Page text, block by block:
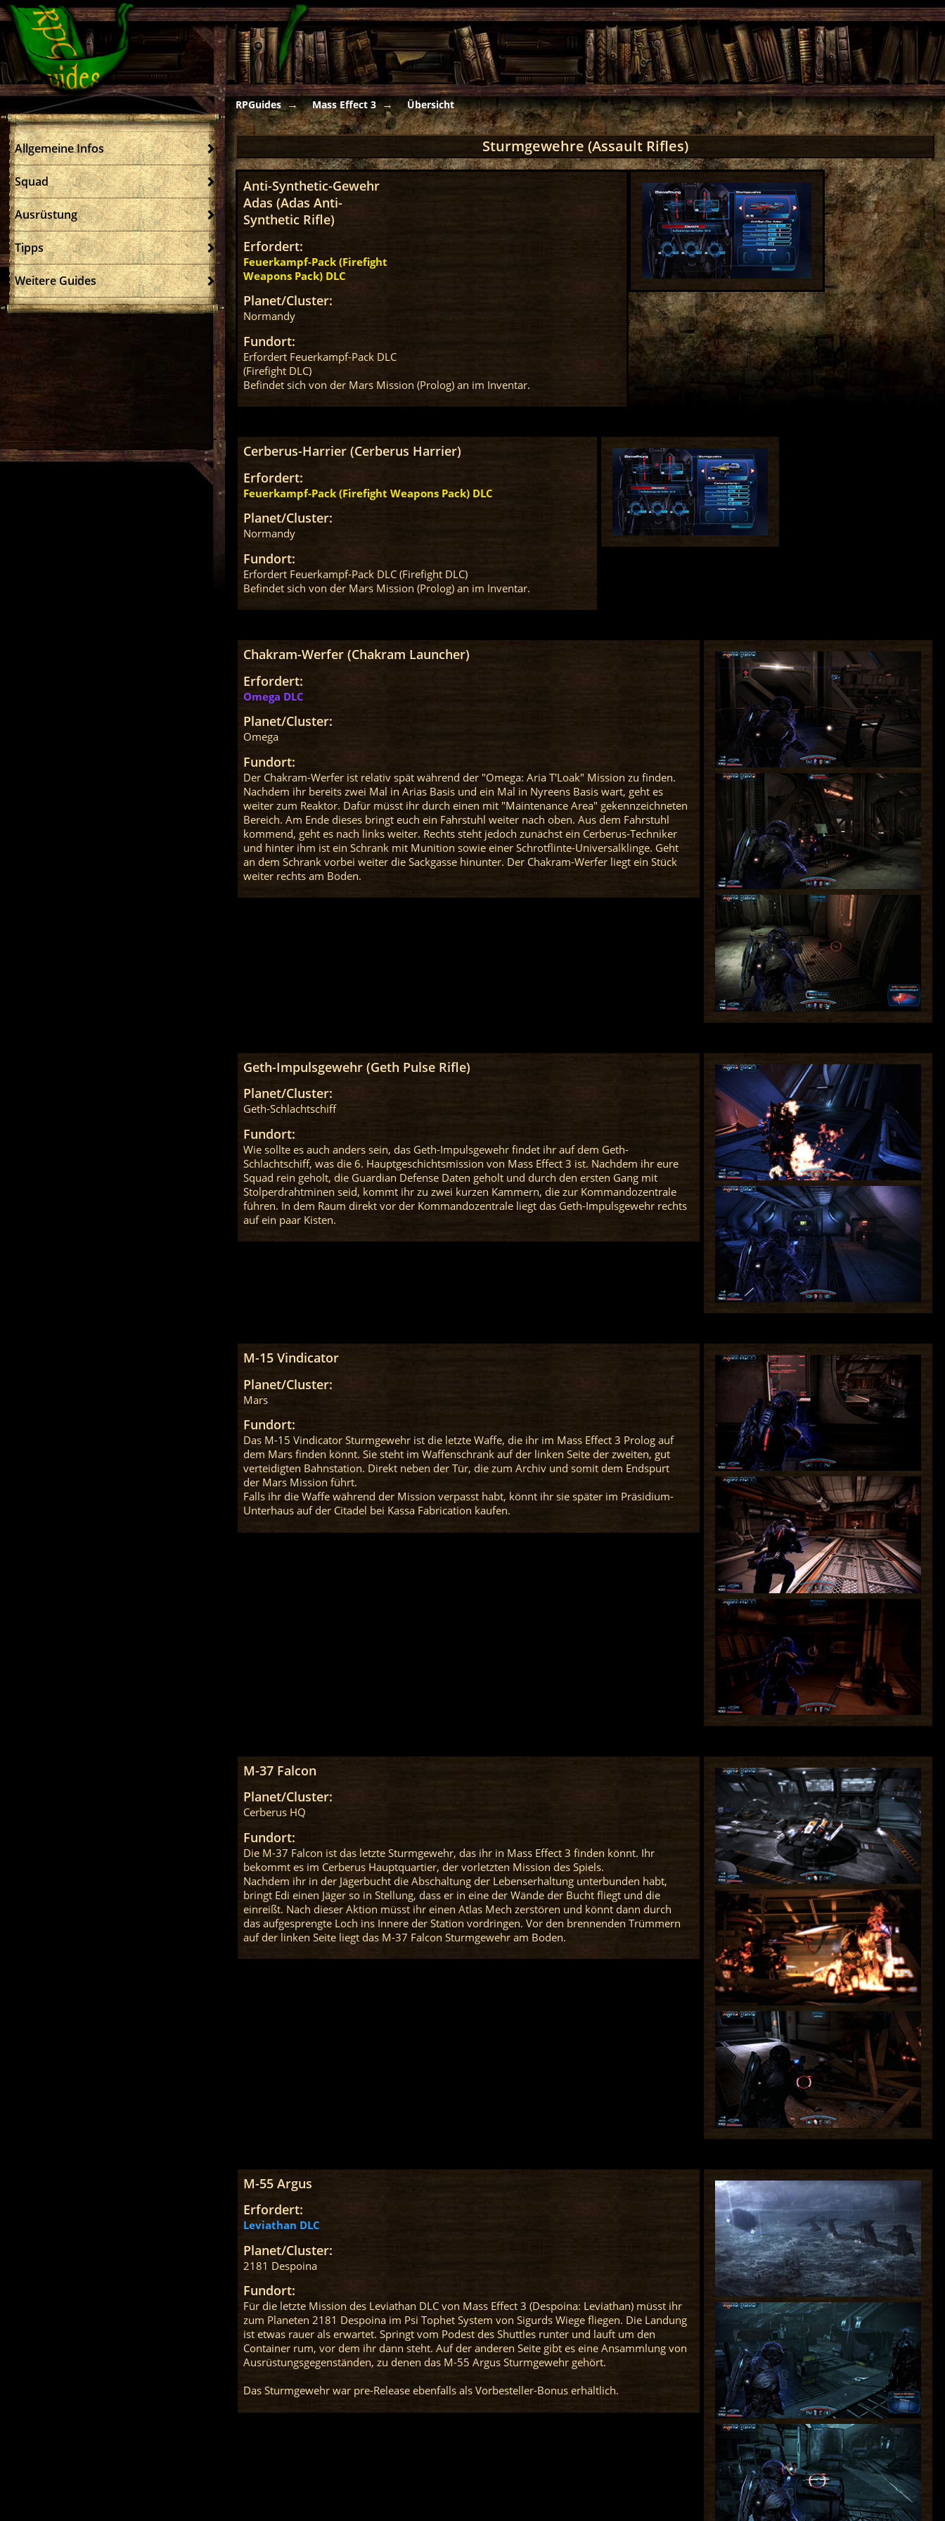
Allgemeine Infos
Squad
Ausrüstung
Tipps
Weitere Guides
RPGuides Mass Effect 3 Übersicht
Sturmgewehre (Assault Rifles)
Anti-Synthetic-Gewehr
Adas (Adas Anti-
Synthetic Rifle)
Erfordert:
Feuerkampf-Pack (Firefight
Weapons Pack) DLC
Planet/Cluster:
Normandy
Fundort:
Erfordert Feuerkampf-Pack DLC
(Firefight DLC)
Befindet sich von der Mars Mission (Prolog) an im Inventar.
Cerberus-Harrier (Cerberus Harrier)
Erfordert:
Feuerkampf-Pack (Firefight Weapons Pack) DLC
Planet/Cluster:
Normandy
Fundort:
Erfordert Feuerkampf-Pack DLC (Firefight DLC)
Befindet sich von der Mars Mission (Prolog) an im Inventar.
Chakram-Werfer (Chakram Launcher)
Erfordert:
Omega DLC
Planet/Cluster:
Omega
Fundort:
Der Chakram-Werfer ist relativ spät während der "Omega: Aria T'Loak" Mission zu finden.
Nachdem ihr bereits zwei Mal in Arias Basis und ein Mal in Nyreens Basis wart, geht es
weiter zum Reaktor. Dafür müsst ihr durch einen mit "Maintenance Area" gekennzeichneten
Bereich. Am Ende dieses bringt euch ein Fahrstuhl weiter nach oben. Aus dem Fahrstuhl
kommend, geht es nach links weiter. Rechts steht jedoch zunächst ein Cerberus-Techniker
und hinter ihm ist ein Schrank mit Munition sowie einer Schrotflinte-Universalklinge. Geht
an dem Schrank vorbei weiter die Sackgasse hinunter. Der Chakram-Werfer liegt ein Stück
weiter rechts am Boden.
Geth-Impulsgewehr (Geth Pulse Rifle)
Planet/Cluster:
Geth-Schlachtschiff
Fundort:
Wie sollte es auch anders sein, das Geth-Impulsgewehr findet ihr auf dem Geth-
Schlachtschiff, was die 6. Hauptgeschichtsmission von Mass Effect 3 ist. Nachdem ihr eure
Squad rein geholt, die Guardian Defense Daten geholt und durch den ersten Gang mit
Stolperdrahtminen seid, kommt ihr zu zwei kurzen Kammern, die zur Kommandozentrale
führen. In dem Raum direkt vor der Kommandozentrale liegt das Geth-Impulsgewehr rechts
auf ein paar Kisten.
M-15 Vindicator
Planet/Cluster:
Mars
Fundort:
Das M-15 Vindicator Sturmgewehr ist die letzte Waffe, die ihr im Mass Effect 3 Prolog auf
dem Mars finden könnt. Sie steht im Waffenschrank auf der linken Seite der zweiten, gut
verteidigten Bahnstation. Direkt neben der Tür, die zum Archiv und somit dem Endspurt
der Mars Mission führt.
Falls ihr die Waffe während der Mission verpasst habt, könnt ihr sie später im Präsidium-
Unterhaus auf der Citadel bei Kassa Fabrication kaufen.
M-37 Falcon
Planet/Cluster:
Cerberus HQ
Fundort:
Die M-37 Falcon ist das letzte Sturmgewehr, das ihr in Mass Effect 3 finden könnt. Ihr
bekommt es im Cerberus Hauptquartier, der vorletzten Mission des Spiels.
Nachdem ihr in der Jägerbucht die Abschaltung der Lebenserhaltung unterbunden habt,
bringt Edi einen Jäger so in Stellung, dass er in eine der Wände der Bucht fliegt und die
einreißt. Nach dieser Aktion müsst ihr einen Atlas Mech zerstören und könnt dann durch
das aufgesprengte Loch ins Innere der Station vordringen. Vor den brennenden Trümmern
auf der linken Seite liegt das M-37 Falcon Sturmgewehr am Boden.
M-55 Argus
Erfordert:
Leviathan DLC
Planet/Cluster:
2181 Despoina
Fundort:
Für die letzte Mission des Leviathan DLC von Mass Effect 3 (Despoina: Leviathan) müsst ihr
zum Planeten 2181 Despoina im Psi Tophet System von Sigurds Wiege fliegen. Die Landung
ist etwas rauer als erwartet. Springt vom Podest des Shuttles runter und lauft um den
Container rum, vor dem ihr dann steht. Auf der anderen Seite gibt es eine Ansammlung von
Ausrüstungsgegenständen, zu denen das M-55 Argus Sturmgewehr gehört.
Das Sturmgewehr war pre-Release ebenfalls als Vorbesteller-Bonus erhältlich.